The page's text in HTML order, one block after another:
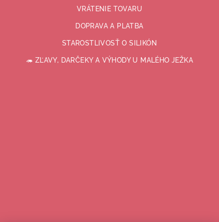
VRÁTENIE TOVARU
DOPRAVA A PLATBA
STAROSTLIVOSŤ O SILIKÓN
🦔 ZĽAVY, DARČEKY A VÝHODY U MALÉHO JEŽKA